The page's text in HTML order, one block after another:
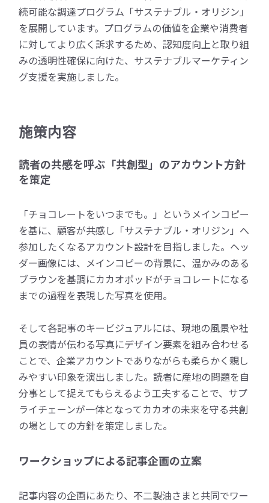
続可能な調達プログラム「サステナブル・オリジン」
を展開しています。プログラムの価値を企業や消費者
に対してより広く訴求するため、認知度向上と取り組
みの透明性確保に向けた、サステナブルマーケティン
グ支援を実施しました。
施策内容
読者の共感を呼ぶ「共創型」のアカウント方針
を策定
「チョコレートをいつまでも。」というメインコピー
を基に、顧客が共感し「サステナブル・オリジン」へ
参加したくなるアカウント設計を目指しました。ヘッ
ダー画像には、メインコピーの背景に、温かみのある
ブラウンを基調にカカオポッドがチョコレートになる
までの過程を表現した写真を使用。
そして各記事のキービジュアルには、現地の風景や社
員の表情が伝わる写真にデザイン要素を組み合わせる
ことで、企業アカウントでありながらも柔らかく親し
みやすい印象を演出しました。読者に産地の問題を自
分事として捉えてもらえるよう工夫することで、サプ
ライチェーンが一体となってカカオの未来を守る共創
の場としての方針を策定しました。
ワークショップによる記事企画の立案
記事内容の企画にあたり、不二製油さまと共同でワー